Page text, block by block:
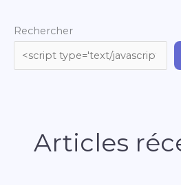
Rechercher
Articles